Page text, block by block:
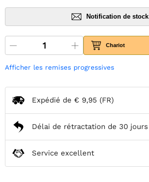
Notification de stock
Chariot
Afficher les remises progressives
Expédié de € 9,95 (FR)
Délai de rétractation de 30 jours
Service excellent